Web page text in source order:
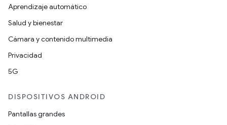
Aprendizaje automático
Salud y bienestar
Cámara y contenido multimedia
Privacidad
5G
DISPOSITIVOS ANDROID
Pantallas grandes